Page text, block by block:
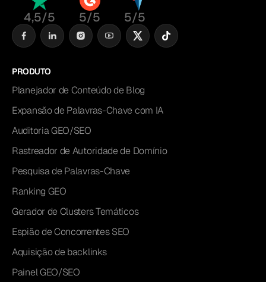
4,5/5 5/5 5/5
PRODUTO
Planejador de Conteúdo de Blog
Expansão de Palavras-Chave com IA
Auditoria GEO/SEO
Rastreador de Autoridade de Domínio
Pesquisa de Palavras-Chave
Ranking GEO
Gerador de Clusters Temáticos
Espião de Concorrentes SEO
Aquisição de backlinks
Painel GEO/SEO